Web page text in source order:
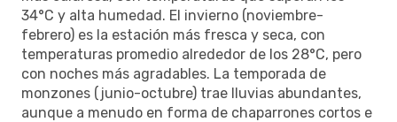
34°C y alta humedad. El invierno (noviembre-
febrero) es la estación más fresca y seca, con
temperaturas promedio alrededor de los 28°C, pero
con noches más agradables. La temporada de
monzones (junio-octubre) trae lluvias abundantes,
aunque a menudo en forma de chaparrones cortos e